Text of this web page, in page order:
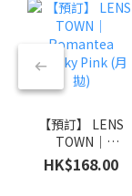
【預訂】 LENS
TOWN｜
Romantea
Smoky Pink
HK$168.00